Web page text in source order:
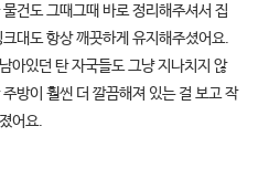
건도 그때그때 바로 정리해주셔서 집
대도 항상 깨끗하게 유지해주셨어요.
아있던 탄 자국들도 그냥 지나치지 않
방이 훨씬 더 깔끔해져 있는 걸 보고 작
어요.